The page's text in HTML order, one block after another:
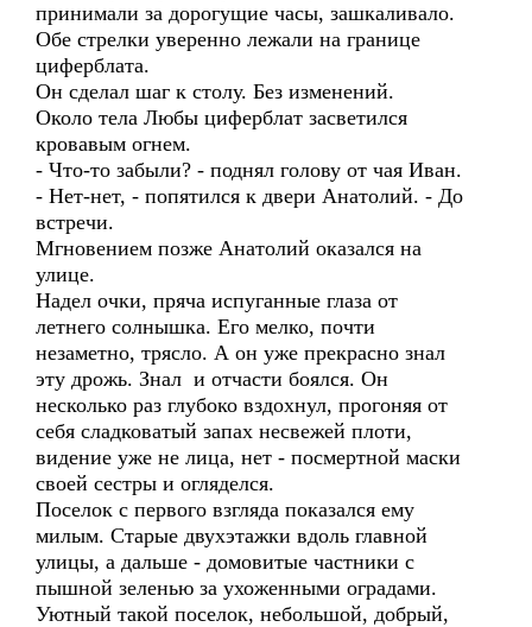
принимали за дорогущие часы, зашкаливало.
Обе стрелки уверенно лежали на границе
циферблата.
Он сделал шаг к столу. Без изменений.
Около тела Любы циферблат засветился
кровавым огнем.
- Что-то забыли? - поднял голову от чая Иван.
- Нет-нет, - попятился к двери Анатолий. - До
встречи.
Мгновением позже Анатолий оказался на
улице.
Надел очки, пряча испуганные глаза от
летнего солнышка. Его мелко, почти
незаметно, трясло. А он уже прекрасно знал
эту дрожь. Знал и отчасти боялся. Он
несколько раз глубоко вздохнул, прогоняя от
себя сладковатый запах несвежей плоти,
видение уже не лица, нет - посмертной маски
своей сестры и огляделся.
Поселок с первого взгляда показался ему
милым. Старые двухэтажки вдоль главной
улицы, а дальше - домовитые частники с
пышной зеленью за ухоженными оградами.
Уютный такой поселок, небольшой, добрый,